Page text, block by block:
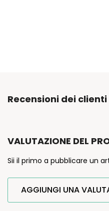
Recensioni dei clienti
VALUTAZIONE DEL
Sii il primo a pubblicare un
AGGIUNGI UNA